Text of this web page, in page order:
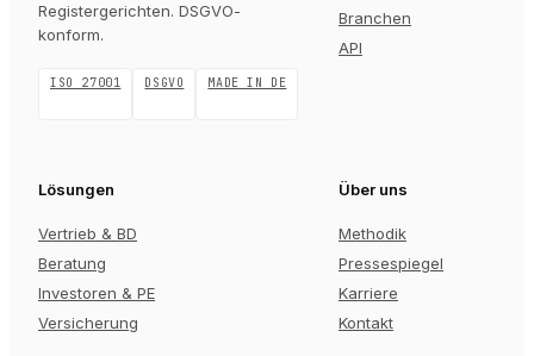
Registergerichten. DSGVO-
konform.
ISO 27001 DSGVO MADE IN DE
Branchen
API
Lösungen
Vertrieb & BD
Beratung
Investoren & PE
Versicherung
Über uns
Methodik
Pressespiegel
Karriere
Kontakt